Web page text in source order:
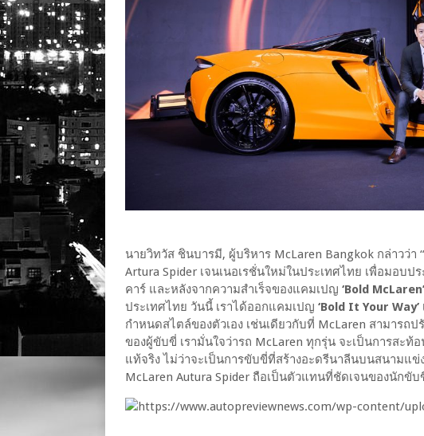
นายวิทวัส ชินบารมี, ผู้บริหาร McLaren Bangkok กล่าวว่า
Artura Spider เจนเนอเรชั่นใหม่ในประเทศไทย เพื่อมอบ
คาร์ และหลังจากความสำเร็จของแคมเปญ ‘Bold McLaren’
ประเทศไทย วันนี้ เราได้ออกแคมเปญ ‘Bold It Your Way’
กำหนดสไตล์ของตัวเอง เช่นเดียวกับที่ McLaren สามารถ
ของผู้ขับขี่ เรามั่นใจว่ารถ McLaren ทุกรุ่น จะเป็นการสะท้
แท้จริง ไม่ว่าจะเป็นการขับขี่ที่สร้างอะดรีนาลีนบนสนามแข่
McLaren Autura Spider ถือเป็นตัวแทนที่ชัดเจนของนัก